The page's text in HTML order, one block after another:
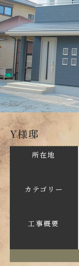
Y様邸
所在地
カテゴリー
工事概要